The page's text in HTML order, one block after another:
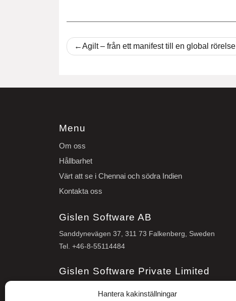
Hantera kakinställningar
Inläggsnavigering
Agilt – från ett manifest till en global rörelse
Menu
Om oss
Hållbarhet
Värt att se i Chennai och södra Indien
Kontakta oss
Gislen Software AB
Sanddynevägen 37, 311 73 Falkenberg, Sweden
Tel. +46-8-55114484
Gislen Software Private Limited